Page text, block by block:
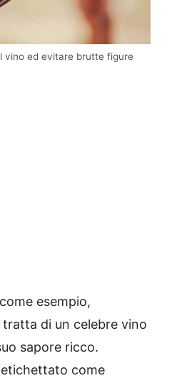
vino ed evitare brutte figure
esempio,
di un celebre vino
sapore ricco.
come